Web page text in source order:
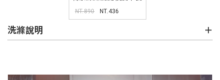
裙 MUA
NT.890 NT.436
洗滌說明